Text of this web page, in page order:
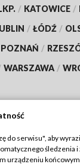
/ KATOWICE /
/ ŁÓDŹ /
POZNAŃ /
WARSZAWA /
TVP
do serwisu", aby
śledzenia i
urządzeniu